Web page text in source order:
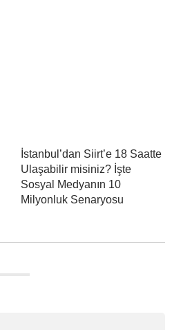
İstanbul’dan Siirt’e 18 Saatte
Ulaşabilir misiniz? İşte
Sosyal Medyanın 10
Milyonluk Senaryosu